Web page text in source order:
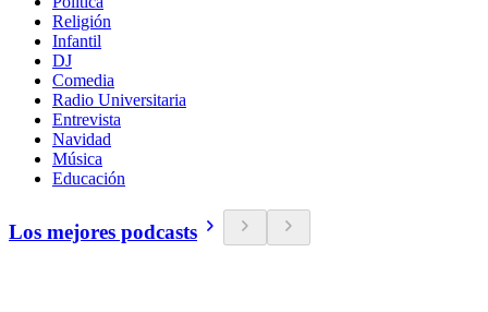
Religión
Infantil
DJ
Comedia
Radio Universitaria
Entrevista
Navidad
Música
Educación
Los mejores podcasts